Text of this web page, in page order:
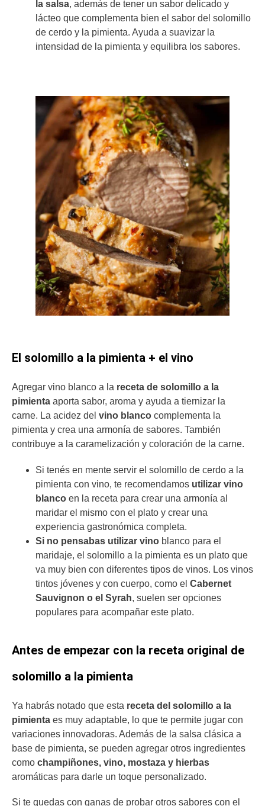
la salsa, además de tener un sabor delicado y
lácteo que complementa bien el sabor del solomillo
de cerdo y la pimienta. Ayuda a suavizar la
intensidad de la pimienta y equilibra los sabores.
El solomillo a la pimienta + el vino
Agregar vino blanco a la receta de solomillo a la
pimienta aporta sabor, aroma y ayuda a tiernizar la
carne. La acidez del vino blanco complementa la
pimienta y crea una armonía de sabores. También
contribuye a la caramelización y coloración de la carne.
Si tenés en mente servir el solomillo de cerdo a la
pimienta con vino, te recomendamos utilizar vino
blanco en la receta para crear una armonía al
maridar el mismo con el plato y crear una
experiencia gastronómica completa.
Si no pensabas utilizar vino blanco para el
maridaje, el solomillo a la pimienta es un plato que
va muy bien con diferentes tipos de vinos. Los vinos
tintos jóvenes y con cuerpo, como el Cabernet
Sauvignon o el Syrah, suelen ser opciones
populares para acompañar este plato.
Antes de empezar con la receta original de
solomillo a la pimienta
Ya habrás notado que esta receta del solomillo a la
pimienta es muy adaptable, lo que te permite jugar con
variaciones innovadoras. Además de la salsa clásica a
base de pimienta, se pueden agregar otros ingredientes
como champiñones, vino, mostaza y hierbas
aromáticas para darle un toque personalizado.
Si te quedas con ganas de probar otros sabores con el